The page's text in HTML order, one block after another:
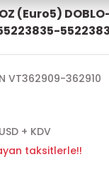
(Euro5)
VT362909-362910
+ KDV
taksitlerle!!